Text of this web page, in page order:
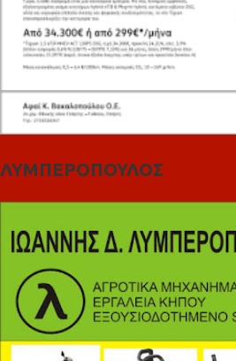
ΛΥΜΠΕΡΟΠΟΥΛΟΣ